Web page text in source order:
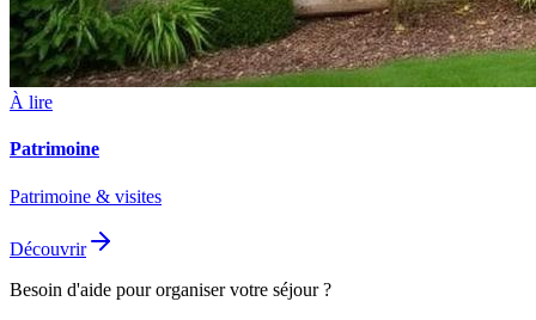
À lire
Patrimoine
Patrimoine & visites
Découvrir
Besoin d'aide pour organiser votre séjour ?